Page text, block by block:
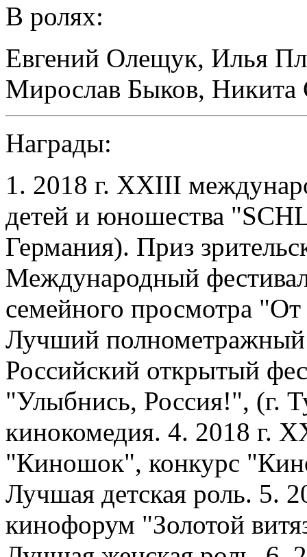
В ролях:
Евгений Олещук, Илья
Мирослав Быков, Никита
Награды:
1. 2018 г. XXIII
детей и юношества
Германия). Приз
Международный
семейного просмотра
Лучший
Российский открытый
"Улыбнись, Россия!", (г.
кинокомедия. 4. 2018 г.
"Киношок", конкурс
Лучшая детская роль.
кинофорум "Золотой